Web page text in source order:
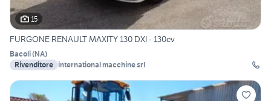
15
FURGONE RENAULT MAXITY 130 DXI - 130cv
Bacoli(NA)
Rivenditore international macchine srl